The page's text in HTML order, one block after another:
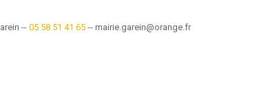
-- 05 58 51 41 65 -- mairie.garein@orange.fr